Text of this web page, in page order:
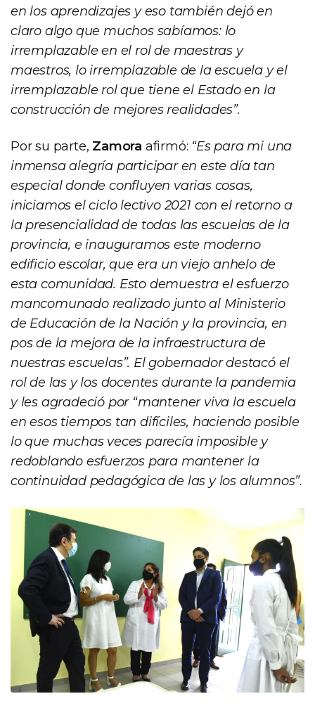
en los aprendizajes y eso también dejó en
claro algo que muchos sabíamos: lo
irremplazable en el rol de maestras y
maestros, lo irremplazable de la escuela y el
irremplazable rol que tiene el Estado en la
construcción de mejores realidades”.
Por su parte, Zamora afirmó: “Es para mi una
inmensa alegría participar en este día tan
especial donde confluyen varias cosas,
iniciamos el ciclo lectivo 2021 con el retorno a
la presencialidad de todas las escuelas de la
provincia, e inauguramos este moderno
edificio escolar, que era un viejo anhelo de
esta comunidad. Esto demuestra el esfuerzo
mancomunado realizado junto al Ministerio
de Educación de la Nación y la provincia, en
pos de la mejora de la infraestructura de
nuestras escuelas”. El gobernador destacó el
rol de las y los docentes durante la pandemia
y les agradeció por “mantener viva la escuela
en esos tiempos tan difíciles, haciendo posible
lo que muchas veces parecía imposible y
redoblando esfuerzos para mantener la
continuidad pedagógica de las y los alumnos”.